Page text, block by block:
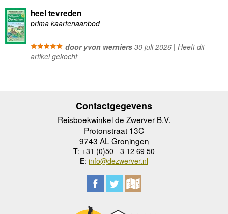
heel tevreden
prima kaartenaanbod
door yvon werniers30 juli 2026 | Heeft dit
artikel gekocht
Contactgegevens
Reisboekwinkel de Zwerver B.V.
Protonstraat 13C
9743 AL Groningen
T: +31 (0)50 - 3 12 69 50
E: info@dezwerver.nl